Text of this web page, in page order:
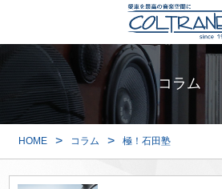
コラム
HOME > コラム > 極！石田塾